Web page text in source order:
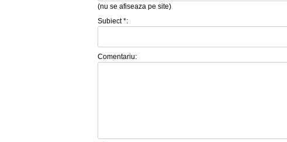
(nu se afiseaza pe site)
Subiect *:
Comentariu: